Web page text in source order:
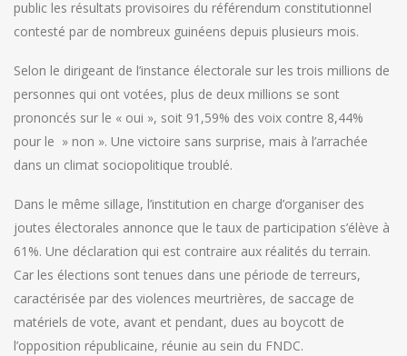
public les résultats provisoires du référendum constitutionnel
contesté par de nombreux guinéens depuis plusieurs mois.
Selon le dirigeant de l’instance électorale sur les trois millions de
personnes qui ont votées, plus de deux millions se sont
prononcés sur le « oui », soit 91,59% des voix contre 8,44%
pour le » non ». Une victoire sans surprise, mais à l’arrachée
dans un climat sociopolitique troublé.
Dans le même sillage, l’institution en charge d’organiser des
joutes électorales annonce que le taux de participation s’élève à
61%. Une déclaration qui est contraire aux réalités du terrain.
Car les élections sont tenues dans une période de terreurs,
caractérisée par des violences meurtrières, de saccage de
matériels de vote, avant et pendant, dues au boycott de
l’opposition républicaine, réunie au sein du FNDC.